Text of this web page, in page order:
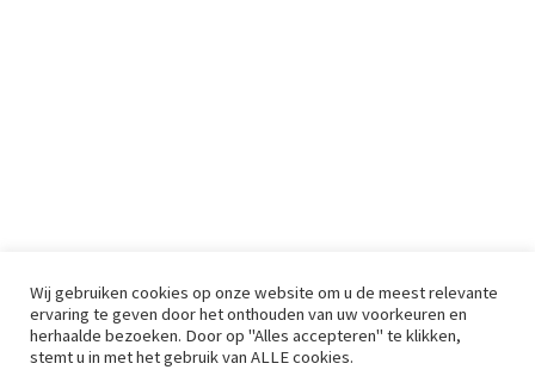
Wij gebruiken cookies op onze website om u de meest relevante
ervaring te geven door het onthouden van uw voorkeuren en
herhaalde bezoeken. Door op "Alles accepteren" te klikken,
stemt u in met het gebruik van ALLE cookies.